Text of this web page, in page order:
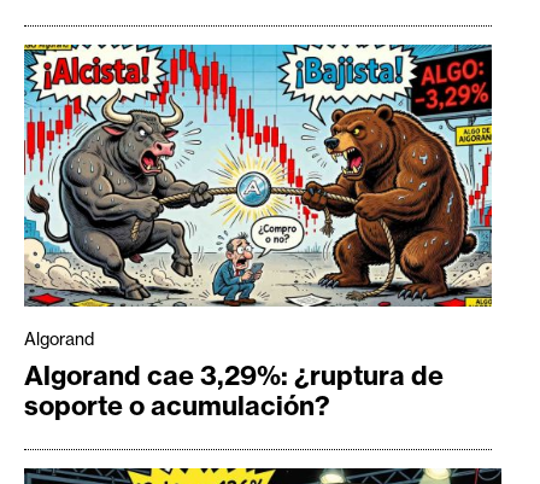
Algorand
Algorand cae 3,29%: ¿ruptura de
soporte o acumulación?